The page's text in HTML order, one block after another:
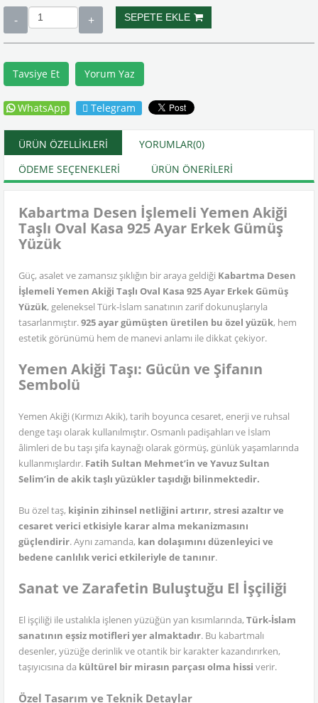
Tavsiye Et Yorum Yaz
WhatsApp Telegram
ÜRÜN ÖZELLIKLERI YORUMLAR(0)
ÖDEME SEÇENEKLERI
ÜRÜN ÖNERILERI
Kabartma Desen İşlemeli Yemen Akiği
Taşlı Oval Kasa 925 Ayar Erkek Gümüş
Yüzük
Güç, asalet ve zamansız şıklığın bir araya geldiği Kabartma Desen
İşlemeli Yemen Akiği Taşlı Oval Kasa 925 Ayar Erkek Gümüş
Yüzük, geleneksel Türk-İslam sanatının zarif dokunuşlarıyla
tasarlanmıştır.925 ayar gümüşten üretilen bu özel yüzük, hem
estetik görünümü hem de manevi anlamı ile dikkat çekiyor.
Yemen Akiği Taşı: Gücün ve Şifanın
Sembolü
Yemen Akiği (Kırmızı Akik), tarih boyunca cesaret, enerji ve ruhsal
denge taşı olarak kullanılmıştır. Osmanlı padişahları ve İslam
âlimleri de bu taşı şifa kaynağı olarak görmüş, günlük yaşamlarında
kullanmışlardır. Fatih Sultan Mehmet’in ve Yavuz Sultan
Selim’in de akik taşlı yüzükler taşıdığı bilinmektedir.
Bu özel taş, kişinin zihinsel netliğini artırır, stresi azaltır ve
cesaret verici etkisiyle karar alma mekanizmasını
güçlendirir. Aynı zamanda, kan dolaşımını düzenleyici ve
bedene canlılık verici etkileriyle de tanınır.
Sanat ve Zarafetin Buluştuğu El İşçiliği
El işçiliği ile ustalıkla işlenen yüzüğün yan kısımlarında, Türk-İslam
sanatının eşsiz motifleri yer almaktadır. Bu kabartmalı
desenler, yüzüğe derinlik ve otantik bir karakter kazandırırken,
taşıyıcısına da kültürel bir mirasın parçası olma hissi verir.
Özel Tasarım ve Teknik Detaylar